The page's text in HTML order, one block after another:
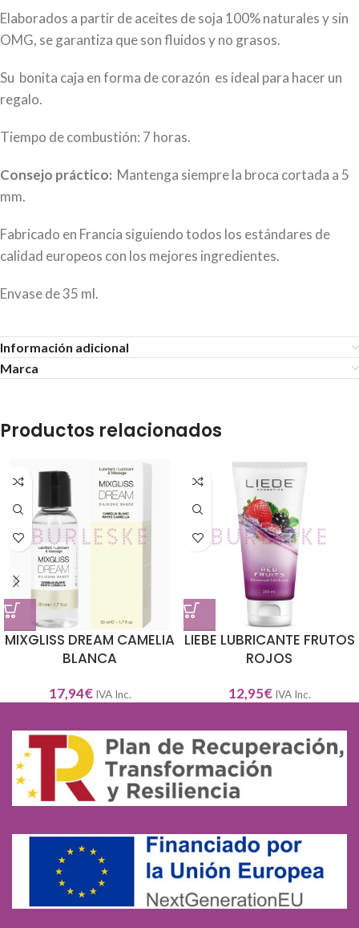
Elaborados a partir de aceites de soja 100% naturales y sin
OMG, se garantiza que son fluidos y no grasos.
Su bonita caja en forma de corazón es ideal para hacer un
regalo.
Tiempo de combustión: 7 horas.
Consejo práctico: Mantenga siempre la broca cortada a 5
mm.
Fabricado en Francia siguiendo todos los estándares de
calidad europeos con los mejores ingredientes.
Envase de 35 ml.
Información adicional
Marca
Productos relacionados
MIXGLISS DREAM CAMELIA
BLANCA
17,94€ IVA Inc.
LIEBE LUBRICANTE FRUTOS
ROJOS
12,95€ IVA Inc.